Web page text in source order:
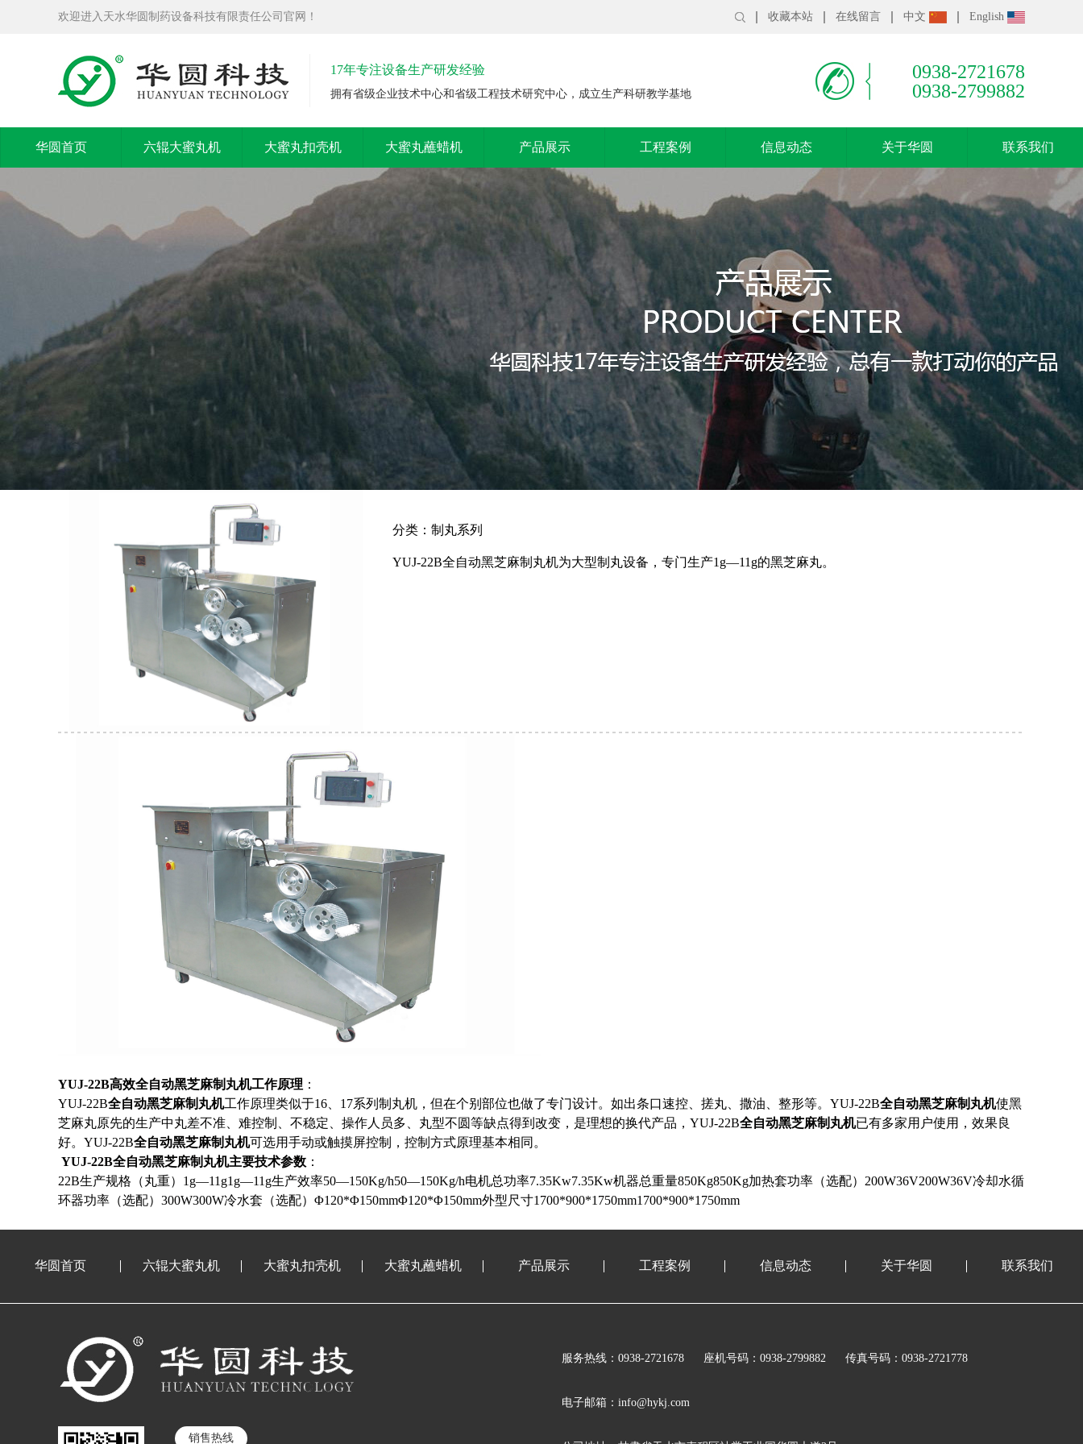
欢迎进入天水华圆制药设备科技有限责任公司官网！ 收藏本站 在线留言 中文 English
17年专注设备生产研发经验
拥有省级企业技术中心和省级工程技术研究中心，成立生产科研教学基地
0938-2721678
0938-2799882
华圆首页 六辊大蜜丸机 大蜜丸扣壳机 大蜜丸蘸蜡机 产品展示 工程案例 信息动态 关于华圆 联系我们
分类：制丸系列
YUJ-22B全自动黑芝麻制丸机为大型制丸设备，专门生产1g—11g的黑芝麻丸。
YUJ-22B高效全自动黑芝麻制丸机工作原理 ：
YUJ-22B全自动黑芝麻制丸机工作原理类似于16 17系列制丸机，但在个别部位也做了专门设计。如出条口速控、搓丸、撒油、整形等。 YUJ-22B全自动黑芝麻制丸机使黑
芝麻丸原先的生产中丸差不准、难控制、不稳定、操作人员多、丸型不圆等缺点得到改变，是理想的换代产品， YUJ-22B全自动黑芝麻制丸机已有多家用户使用，效果良
好。 YUJ-22B全自动黑芝麻制丸机可选用手动或触摸屏控制，控制方式原理基本相同。
YUJ-22B全自动黑芝麻制丸机主要技术参数 ：
22B生产规格（丸重） 1g—11g1g—11g生产效率50—150Kg/h50—150Kg/h电机总功率7.35Kw7.35Kw机器总重量850Kg850Kg加热套功率（选配） 200W36V200W36V冷却水循
环器功率（选配） 300W300W冷水套（选配）Φ120*Φ150mmΦ120*Φ150mm外型尺寸1700*900*1750mm1700*900*1750mm
华圆首页 六辊大蜜丸机 大蜜丸扣壳机 大蜜丸蘸蜡机 产品展示 工程案例 信息动态 关于华圆 联系我们
销售热线
服务热线：0938-2721678 座机号码：0938-2799882 传真号码：0938-2721778
电子邮箱：info@hykj.com